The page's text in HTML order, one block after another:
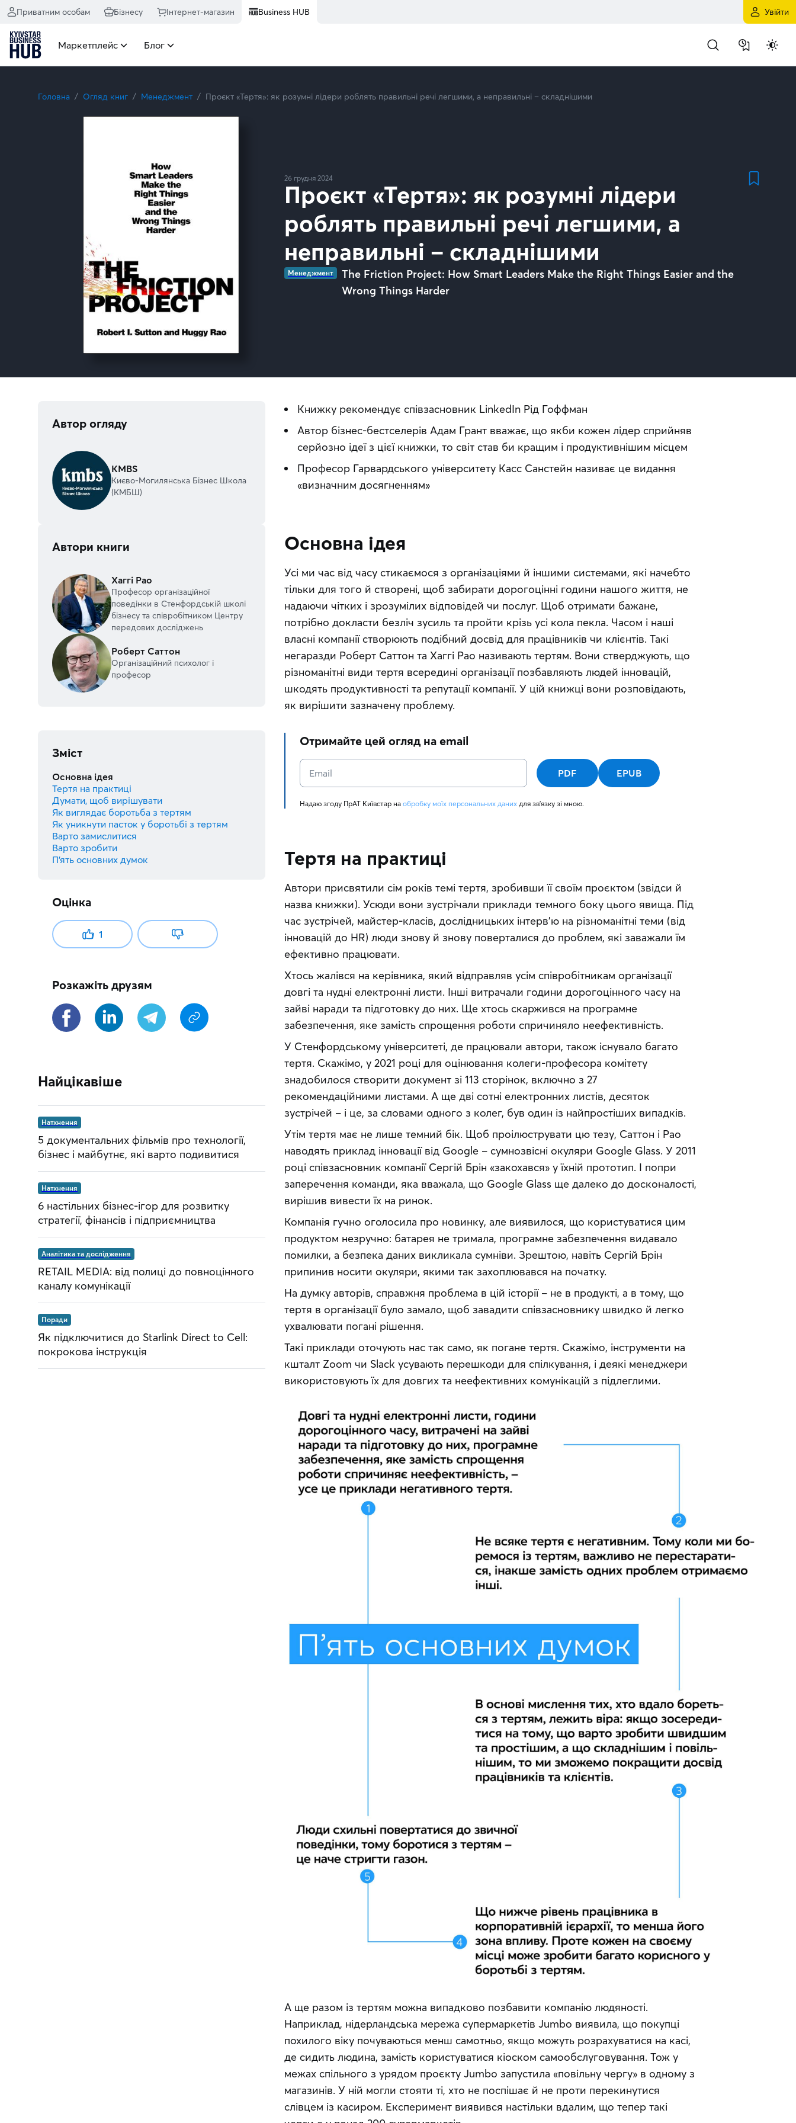
Приватним особам Бізнесу Інтернет-магазин Business HUB Увійти
Маркетплейс Блог
Головна Огляд книг Менеджмент Проєкт «Тертя»: як розумні лідери роблять правильні речі легшими, а неправильні – складнішими
26 грудня 2024
Проєкт «Тертя»: як розумні лідери
роблять правильні речі легшими, а
неправильні – складнішими
Менеджмент
The Friction Project: How Smart Leaders Make the Right Things Easier and the
Wrong Things Harder
Книжку рекомендує співзасновник LinkedIn Рід Гоффман
Автор бізнес-бестселерів Адам Грант вважає, що якби кожен лідер сприйняв
серйозно ідеї з цієї книжки, то світ став би кращим і продуктивнішим місцем
Професор Гарвардського університету Касс Санстейн називає це видання
«визначним досягненням»
Основна ідея
Усі ми час від часу стикаємося з організаціями й іншими системами, які начебто
тільки для того й створені, щоб забирати дорогоцінні години нашого життя, не
надаючи чітких і зрозумілих відповідей чи послуг. Щоб отримати бажане,
потрібно докласти безліч зусиль та пройти крізь усі кола пекла. Часом і наші
власні компанії створюють подібний досвід для працівників чи клієнтів. Такі
негаразди Роберт Саттон та Хаггі Рао називають тертям. Вони стверджують, що
різноманітні види тертя всередині організації позбавляють людей інновацій,
шкодять продуктивності та репутації компанії. У цій книжці вони розповідають,
як вирішити зазначену проблему.
Отримайте цей огляд на email
PDF EPUB
Надаю згоду ПрАТ Київстар на обробку моїх персональних даних для зв'язку зі мною.
Тертя на практиці
Автори присвятили сім років темі тертя, зробивши її своїм проєктом (звідси й
назва книжки). Усюди вони зустрічали приклади темного боку цього явища. Під
час зустрічей, майстер-класів, дослідницьких інтерв'ю на різноманітні теми (від
інновацій до HR) люди знову й знову поверталися до проблем, які заважали їм
ефективно працювати.
Хтось жалівся на керівника, який відправляв усім співробітникам організації
довгі та нудні електронні листи. Інші витрачали години дорогоцінного часу на
зайві наради та підготовку до них. Ще хтось скаржився на програмне
забезпечення, яке замість спрощення роботи спричиняло неефективність.
У Стенфордському університеті, де працювали автори, також існувало багато
тертя. Скажімо, у 2021 році для оцінювання колеги-професора комітету
знадобилося створити документ зі 113 сторінок, включно з 27
рекомендаційними листами. А ще дві сотні електронних листів, десяток
зустрічей – і це, за словами одного з колег, був один із найпростіших випадків.
Утім тертя має не лише темний бік. Щоб проілюструвати цю тезу, Саттон і Рао
наводять приклад інновації від Google – сумнозвісні окуляри Google Glass. У 2011
році співзасновник компанії Сергій Брін «закохався» у їхній прототип. І попри
заперечення команди, яка вважала, що Google Glass ще далеко до досконалості,
вирішив вивести їх на ринок.
Компанія гучно оголосила про новинку, але виявилося, що користуватися цим
продуктом незручно: батарея не тримала, програмне забезпечення видавало
помилки, а безпека даних викликала сумніви. Зрештою, навіть Сергій Брін
припинив носити окуляри, якими так захоплювався на початку.
На думку авторів, справжня проблема в цій історії – не в продукті, а в тому, що
тертя в організації було замало, щоб завадити співзасновнику швидко й легко
ухвалювати погані рішення.
Такі приклади оточують нас так само, як погане тертя. Скажімо, інструменти на
кшталт Zoom чи Slack усувають перешкоди для спілкування, і деякі менеджери
використовують їх для довгих та неефективних комунікацій з підлеглими.
А ще разом із тертям можна випадково позбавити компанію людяності.
Наприклад, нідерландська мережа супермаркетів Jumbo виявила, що покупці
похилого віку почуваються менш самотньо, якщо можуть розрахуватися на касі,
де сидить людина, замість користуватися кіоском самообслуговування. Тож у
межах спільного з урядом проєкту Jumbo запустила «повільну чергу» в одному з
магазинів. У ній могли стояти ті, хто не поспішає й не проти перекинутися
слівцем із касиром. Експеримент виявився настільки вдалим, що тепер такі
Автор огляду
KMBS
Києво-Могилянська Бізнес Школа
(KMБШ)
Автори книги
Хаггі Рао
Професор організаційної
поведінки в Стенфордській школі
бізнесу та співробітником Центру
передових досліджень
Роберт Саттон
Організаційний психолог і
професор
Зміст
Основна ідея
Тертя на практиці
Думати, щоб вирішувати
Як виглядає боротьба з тертям
Як уникнути пасток у боротьбі з тертям
Варто замислитися
Варто зробити
П’ять основних думок
Оцінка
1
Розкажіть друзям
Найцікавіше
Натхнення
5 документальних фільмів про технології,
бізнес і майбутнє, які варто подивитися
Натхнення
6 настільних бізнес-ігор для розвитку
стратегії, фінансів і підприємництва
Аналітика та дослідження
RETAIL MEDIA: від полиці до повноцінного
каналу комунікації
Поради
Як підключитися до Starlink Direct to Cell:
покрокова інструкція